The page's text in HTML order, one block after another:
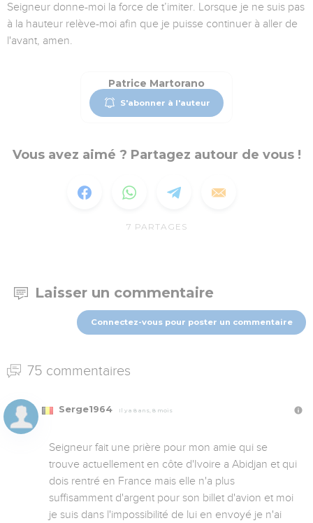
Seigneur donne-moi la force de t’imiter. Lorsque je ne suis pas
à la hauteur relève-moi afin que je puisse continuer à aller de
l'avant, amen.
Patrice Martorano
S'abonner à l'auteur
Vous avez aimé ? Partagez autour de vous !
7 PARTAGES
Laisser un commentaire
Connectez-vous pour poster un commentaire
75 commentaires
Serge1964 Il y a 8 ans, 8 mois
Seigneur fait une prière pour mon amie qui se
trouve actuellement en côte d'Ivoire a Abidjan et qui
dois rentré en France mais elle n'a plus
suffisamment d'argent pour son billet d'avion et moi
je suis dans l'impossibilité de lui en envoyé je n'ai